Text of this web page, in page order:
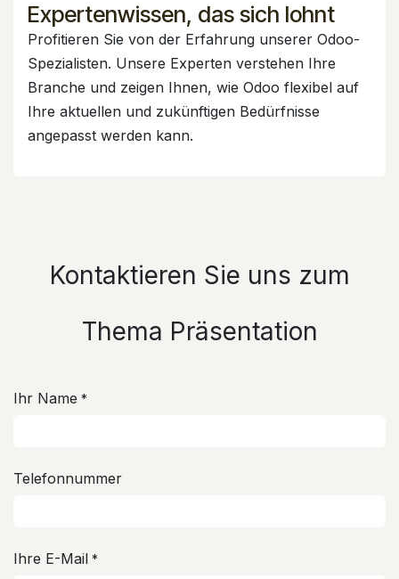
Expertenwissen, das sich lohnt
Profitieren Sie von der Erfahrung unserer Odoo-
Spezialisten. Unsere Experten verstehen Ihre
Branche und zeigen Ihnen, wie Odoo flexibel auf
Ihre aktuellen und zukünftigen Bedürfnisse
angepasst werden kann.
Kontaktieren Sie uns zum
Thema Präsentation
Ihr Name *
Telefonnummer
Ihre E-Mail *